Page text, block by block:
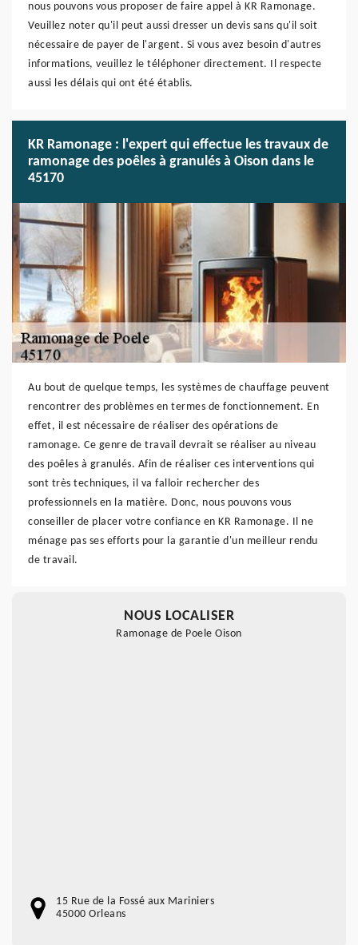
nous pouvons vous proposer de faire appel à KR Ramonage.
Veuillez noter qu'il peut aussi dresser un devis sans qu'il soit
nécessaire de payer de l'argent. Si vous avez besoin d'autres
informations, veuillez le téléphoner directement. Il respecte
aussi les délais qui ont été établis.
KR Ramonage : l'expert qui effectue les travaux de
ramonage des poêles à granulés à Oison dans le
45170
Au bout de quelque temps, les systèmes de chauffage peuvent
rencontrer des problèmes en termes de fonctionnement. En
effet, il est nécessaire de réaliser des opérations de
ramonage. Ce genre de travail devrait se réaliser au niveau
des poêles à granulés. Afin de réaliser ces interventions qui
sont très techniques, il va falloir rechercher des
professionnels en la matière. Donc, nous pouvons vous
conseiller de placer votre confiance en KR Ramonage. Il ne
ménage pas ses efforts pour la garantie d'un meilleur rendu
de travail.
NOUS LOCALISER
Ramonage de Poele Oison
15 Rue de la Fossé aux Mariniers
45000 Orleans